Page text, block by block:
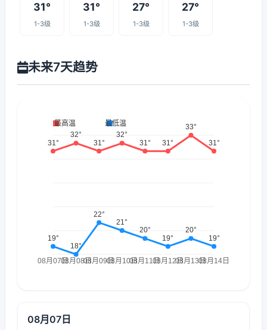
31°
1-3级
31°
1-3级
27°
1-3级
27°
1-3级
未来7天趋势
08月07日